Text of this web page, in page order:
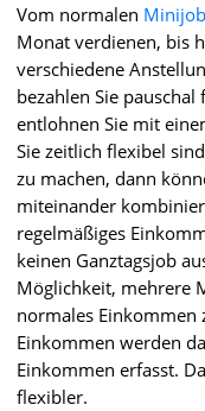
Vom normalen Minijob
Monat verdienen, bis
verschiedene
bezahlen Sie
entlohnen Sie mit
Sie zeitlich flexibel
zu machen, dann
miteinander
regelmäßiges
keinen Ganztagsjob
Möglichkeit, mehrere
normales Einkommen
Einkommen werden
Einkommen erfasst.
flexibler.